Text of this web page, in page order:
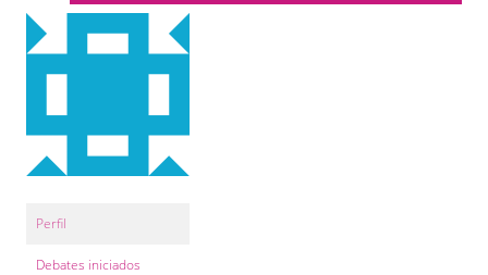
Perfil
Debates iniciados
COL·LABORA
Fes un donatiu
Treballa amb nosaltres